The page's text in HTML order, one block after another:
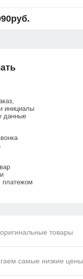
руб.
инициалы
данные
платежом
товары
самые низкие цены